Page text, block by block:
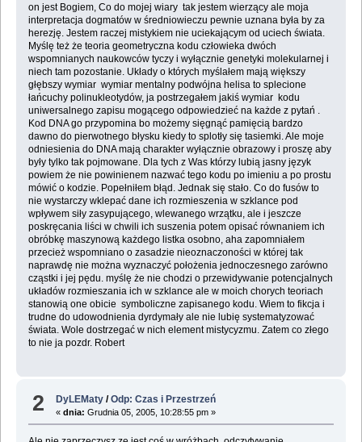
on jest Bogiem, Co do mojej wiary tak jestem wierzący ale moja
interpretacja dogmatów w średniowieczu pewnie uznana była by za
herezję. Jestem raczej mistykiem nie uciekającym od uciech świata.
Myślę też że teoria geometryczna kodu człowieka dwóch
wspomnianych naukowców tyczy i wyłącznie genetyki molekularnej i
niech tam pozostanie. Układy o których myślałem mają większy
głębszy wymiar wymiar mentalny podwójna helisa to splecione
łańcuchy polinukleotydów, ja postrzegałem jakiś wymiar kodu
uniwersalnego zapisu mogącego odpowiedzieć na każde z pytań .
Kod DNA go przypomina bo możemy sięgnąć pamięcią bardzo
dawno do pierwotnego błysku kiedy to splotły się tasiemki. Ale moje
odniesienia do DNA mają charakter wyłącznie obrazowy i proszę aby
były tylko tak pojmowane. Dla tych z Was którzy lubią jasny język
powiem że nie powinienem nazwać tego kodu po imieniu a po prostu
mówić o kodzie. Popełniłem błąd. Jednak się stało. Co do fusów to
nie wystarczy wklepać dane ich rozmieszenia w szklance pod
wpływem siły zasypującego, wlewanego wrzątku, ale i jeszcze
poskręcania liści w chwili ich suszenia potem opisać równaniem ich
obróbkę maszynową każdego listka osobno, aha zapomniałem
przecież wspomniano o zasadzie nieoznaczoności w której tak
naprawdę nie można wyznaczyć położenia jednoczesnego zarówno
cząstki i jej pędu. myślę że nie chodzi o przewidywanie potencjalnych
układów rozmieszania ich w szklance ale w moich chorych teoriach
stanowią one obicie symboliczne zapisanego kodu. Wiem to fikcja i
trudne do udowodnienia dyrdymały ale nie lubię systematyzować
świata. Wole dostrzegać w nich element mistycyzmu. Zatem co złego
to nie ja pozdr. Robert
2 DyLEMaty /Odp: Czas i Przestrzeń
«dnia: Grudnia 05, 2005, 10:28:55 pm »